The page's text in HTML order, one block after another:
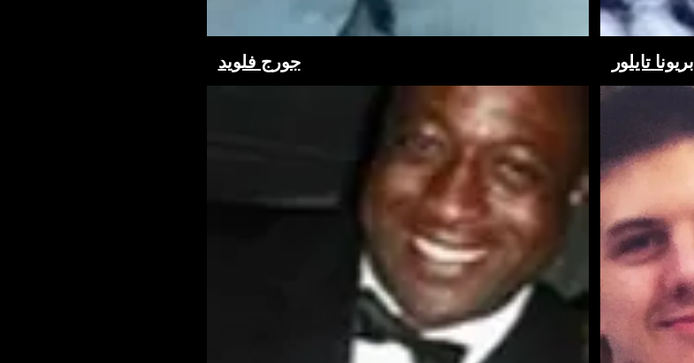
جورج فلويد بريونا تايلور